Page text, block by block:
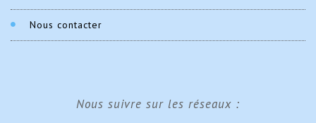
Nous contacter
Nous suivre sur les réseaux :